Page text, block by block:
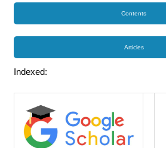
Contents
Articles
Indexed: